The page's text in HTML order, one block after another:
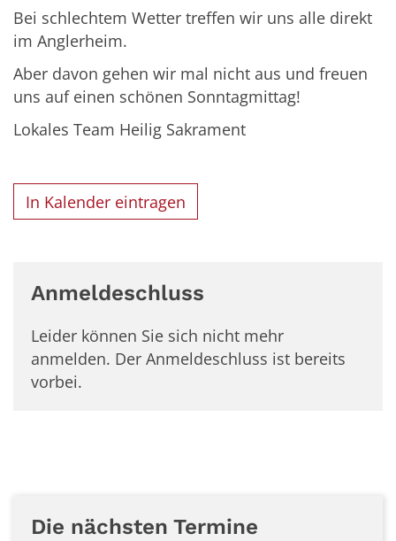
Bei schlechtem Wetter treffen wir uns alle direkt
im Anglerheim.
Aber davon gehen wir mal nicht aus und freuen
uns auf einen schönen Sonntagmittag!
Lokales Team Heilig Sakrament
In Kalender eintragen
Anmeldeschluss
Leider können Sie sich nicht mehr
anmelden. Der Anmeldeschluss ist bereits
vorbei.
Die nächsten Termine